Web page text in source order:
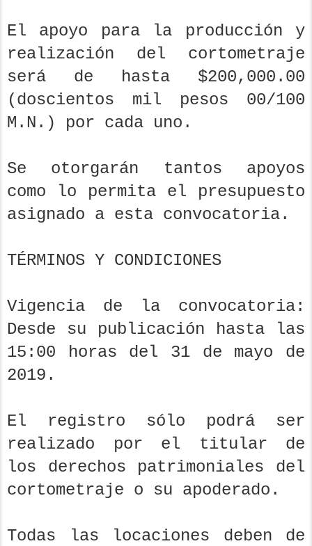
El apoyo para la producción y
realización del cortometraje
será de hasta $200,000.00
(doscientos mil pesos 00/100
M.N.) por cada uno.
Se otorgarán tantos apoyos
como lo permita el presupuesto
asignado a esta convocatoria.
TÉRMINOS Y CONDICIONES
Vigencia de la convocatoria:
Desde su publicación hasta las
15:00 horas del 31 de mayo de
2019.
El registro sólo podrá ser
realizado por el titular de
los derechos patrimoniales del
cortometraje o su apoderado.
Todas las locaciones deben de